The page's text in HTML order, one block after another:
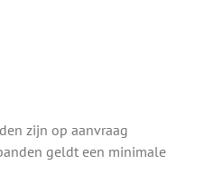
zijn op aanvraag
geldt een minimale